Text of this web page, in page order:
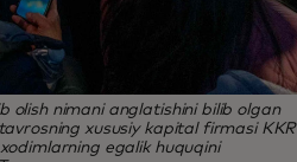
olish nimani anglatishini bilib olgan
xususiy kapital firmasi KKR
egalik huquqini